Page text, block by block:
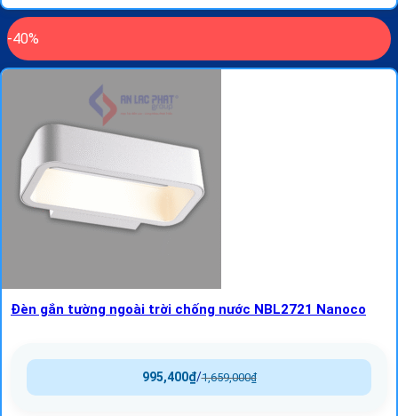
-40%
Đèn gắn tường ngoài trời chống nước NBL2721 Nanoco
1,659,000₫
/
995,400₫